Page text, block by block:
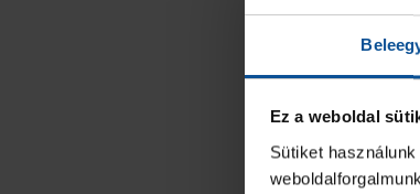
Ez a weboldal
Sütiket
pont a zsebben.
győzelemmel